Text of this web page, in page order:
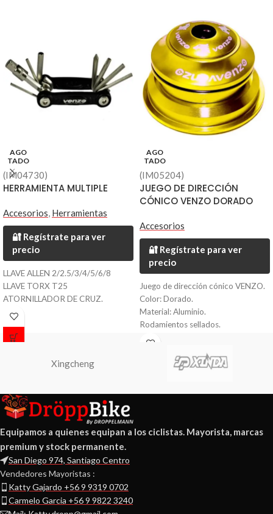
AGO
TADO
(IM04730)
HERRAMIENTA MULTIPLE
Accesorios, Herramientas
🔐 Regístrate para ver
precio
LLAVE ALLEN 2/2.5/3/4/5/6/8
LLAVE TORX T25
ATORNILLADOR DE CRUZ.
AGO
TADO
(IM05204)
JUEGO DE DIRECCIÓN
CÓNICO VENZO DORADO
Accesorios
🔐 Regístrate para ver
precio
Juego de dirección cónico VENZO.
Color: Dorado.
Material: Aluminio.
Rodamientos sellados.
Medida: ZS44/28.6 - ZS56/40 1
Xingcheng
Equipamos a quienes equipan a los ciclistas. Mayorista, marcas
premium y stock permanente.
San Diego 974, Santiago Centro
Vendedores Mayoristas :
Katty Gajardo +56 9 9319 0702
Carmelo Garcia +56 9 9822 3240